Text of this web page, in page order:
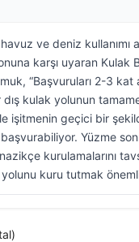
ve deniz kullanımı
karşı uyaran Kulak
“Başvuruları 2-3 kat
kulak yolunun
işitmenin geçici bir
Yüzme
kurulamalarını
kuru tutmak